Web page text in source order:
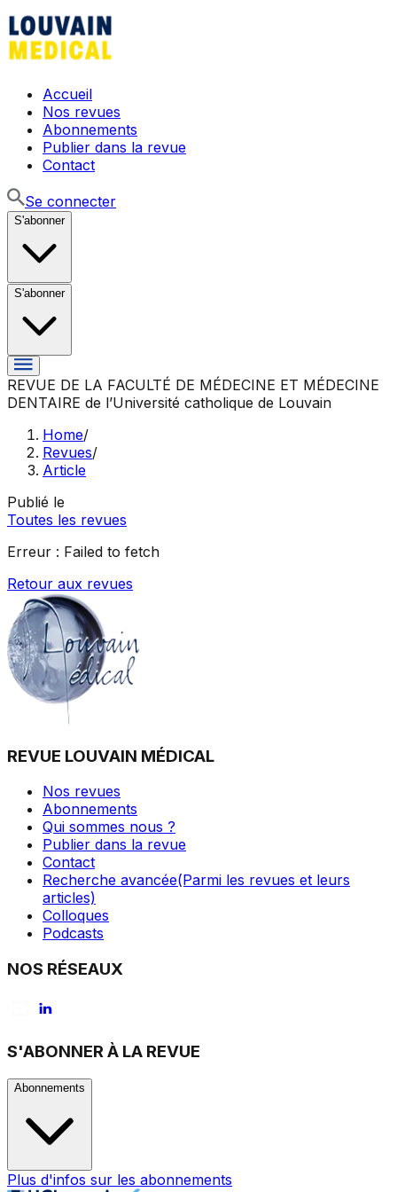
Accueil
Nos revues
Abonnements
Publier dans la revue
Contact
Se connecter
S'abonner
S'abonner
REVUE DE LA FACULTÉ DE MÉDECINE ET MÉDECINE
DENTAIRE de l’Université catholique de Louvain
Home/
Revues/
Article
Publié le
Toutes les revues
Erreur : Failed to fetch
Retour aux revues
REVUE LOUVAIN MÉDICAL
Nos revues
Abonnements
Qui sommes nous ?
Publier dans la revue
Contact
Recherche avancée(Parmi les revues et leurs
articles)
Colloques
Podcasts
NOS RÉSEAUX
S'ABONNER À LA REVUE
Abonnements
Plus d'infos sur les abonnements